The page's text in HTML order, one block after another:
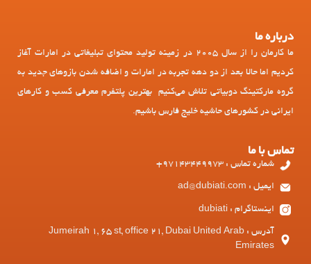
درباره ما
ما کارمان را از سال 2005 در زمینه تولید محتوای تبلیغاتی در امارات آغاز
کردیم اما حالا بعد از دو دهه تجربه در امارات و اضافه شدن بازوهای جدید به
گروه مارکتینگ دوبیاتی تلاش می‌کنیم بهترین پلتفرم معرفی کسب و کارهای
ایرانی در کشورهای حاشیه خلیج فارس باشیم.
تماس با ما
شماره تماس : 97143449973+
ایمیل : ad@dubiati.com
اینستاگرام : dubiati
آدرس : Jumeirah 1, 65 st, office 21, Dubai United Arab
Emirates